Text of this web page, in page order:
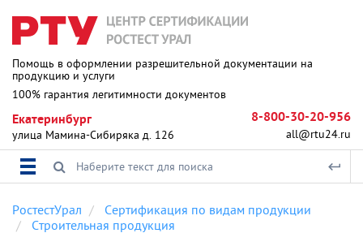
Помощь в оформлении разрешительной документации на
продукцию и услуги
100% гарантия легитимности документов
Екатеринбург
улица Мамина-Сибиряка д. 126
8-800-30-20-956
all@rtu24.ru
РостестУрал
Сертификация по видам продукции
Строительная продукция